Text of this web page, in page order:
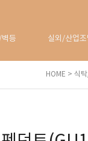
등 실외/산업조
HOME > 식